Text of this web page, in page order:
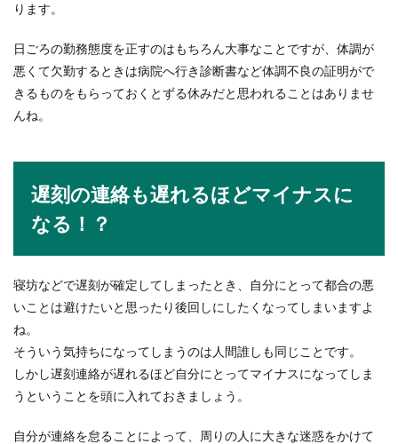
ります。
日ごろの勤務態度を正すのはもちろん大事なことですが、体調が
悪くて欠勤するときは病院へ行き診断書など体調不良の証明がで
きるものをもらっておくとずる休みだと思われることはありませ
んね。
遅刻の連絡も遅れるほどマイナスに
なる！？
寝坊などで遅刻が確定してしまったとき、自分にとって都合の悪
いことは避けたいと思ったり後回しにしたくなってしまいますよ
ね。
そういう気持ちになってしまうのは人間誰しも同じことです。
しかし遅刻連絡が遅れるほど自分にとってマイナスになってしま
うということを頭に入れておきましょう。
自分が連絡を怠ることによって、周りの人に大きな迷惑をかけて